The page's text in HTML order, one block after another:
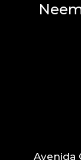
Avenida